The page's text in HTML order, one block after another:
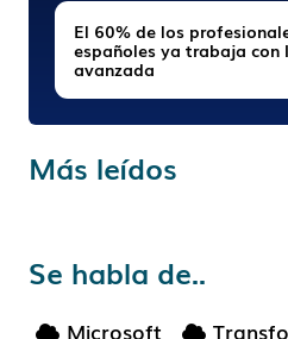
El 60% de los
españoles ya trabaja con
avanzada
Más leídos
Se habla de..
Microsoft